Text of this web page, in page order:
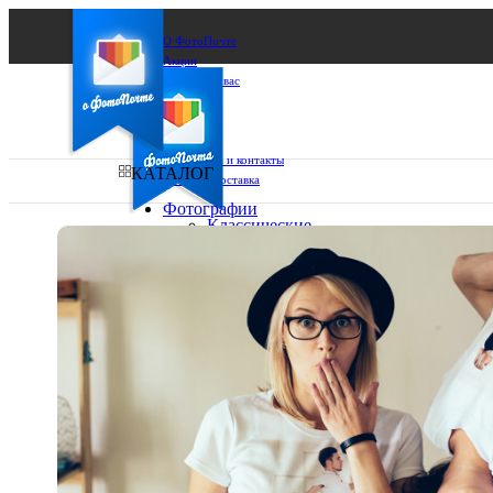
О ФотоПочте
Акции
Сделаем за вас
Бизнесу
FAQ
Франшиза
Поддержка и контакты
Оплата и доставка
Ваш регион доставки
Выберите из списка:
КАТАЛОГ
Фотографии
Классические
10х10
10х15
13х18
15х15
15х20
20х20
20х30
30х30
30х40
А4
Фото
в